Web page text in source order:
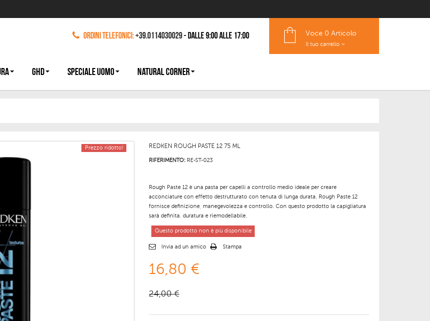
Ordini Telefonici:+39.0114030029- dalle 9:00 alle 17:00 Voce 0 Articolo
Il tuo carrello
GHD SPECIALE UOMO NATURAL CORNER
Prezzo ridotto! REDKEN ROUGH PASTE 12 75 ML
RIFERIMENTO: RE-ST-023
Rough Paste 12 è una pasta per capelli a controllo medio ideale per creare
acconciature con effetto destrutturato con tenuta di lunga durata. Rough Paste 12
fornisce definizione, manegevolezza e controllo. Con questo prodotto la capigliatura
sarà definita, duratura e riemodellabile.
Questo prodotto non è più disponibile
Invia ad un amico Stampa
16,80 €
24,00 €